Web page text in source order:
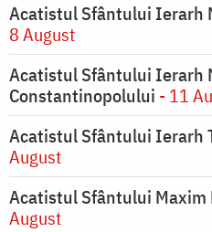
Acatistul Sfântului Ierarh
8 August
Acatistul Sfântului Ierarh
Constantinopolului - 11
Acatistul Sfântului Ierarh
August
Acatistul Sfântului
August